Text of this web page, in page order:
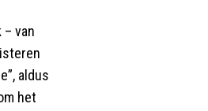
van
aldus
het